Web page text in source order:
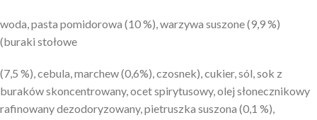
woda, pasta pomidorowa (10 %), warzywa suszone (9,9 %)
(buraki stołowe
(7,5 %), cebula, marchew (0,6%), czosnek), cukier, sól, sok z
buraków skoncentrowany, ocet spirytusowy, olej słonecznikowy
rafinowany dezodoryzowany, pietruszka suszona (0,1 %),